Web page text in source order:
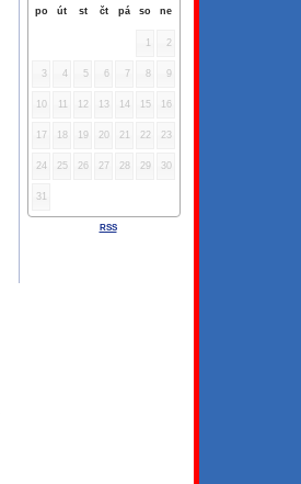
po út st čt pá so ne
1 2
3 4 5 6 7 8 9
10 11 12 13 14 15 16
17 18 19 20 21 22 23
24 25 26 27 28 29 30
31
RSS